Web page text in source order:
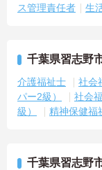
ス管理責任者
生
千葉県習志野
介護福祉士 社会
パー2級）
社会
級）
精神保健福
千葉県習志野